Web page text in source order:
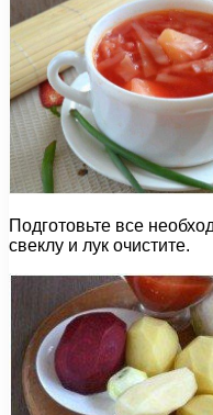
Подготовьте все
свеклу и лук очистите.